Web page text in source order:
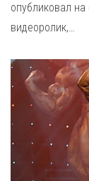
опубликовал
видеоролик,…